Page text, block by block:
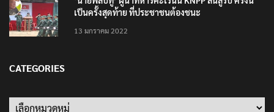
เป็นครั้งสุดท้าย ที่ประชาชนต้องชนะ
13 มกราคม 2022
CATEGORIES
Categories